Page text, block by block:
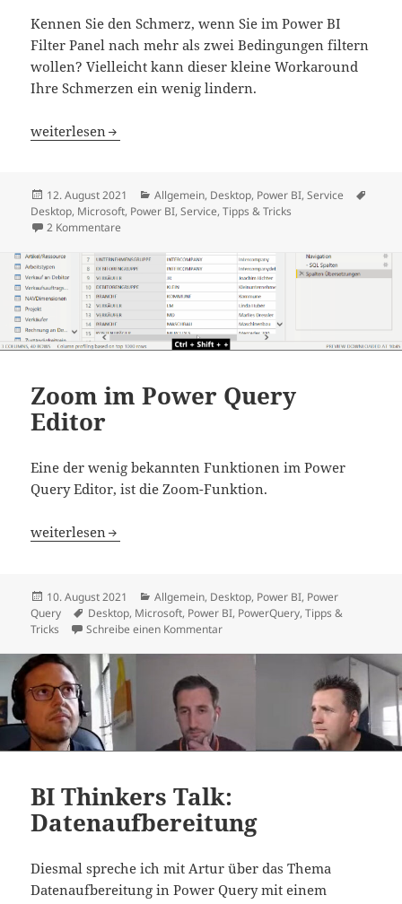
Kennen Sie den Schmerz, wenn Sie im Power BI
Filter Panel nach mehr als zwei Bedingungen filtern
wollen? Vielleicht kann dieser kleine Workaround
Ihre Schmerzen ein wenig lindern.
Power BI Filter Panel mit mehr als zwei Bedingungen
weiterlesen
Veröffentlicht
am
12. August 2021 Kategorien
Allgemein, Desktop, Power BI,Service
Desktop, Microsoft, Power BI,Service,Tipps & Tricks
2 Kommentare
Zoom im Power Query
Editor
Eine der wenig bekannten Funktionen im Power
Query Editor, ist die Zoom-Funktion.
Zoom im Power Query Editor
weiterlesen
Veröffentlicht
am
10. August 2021 Kategorien
Allgemein, Desktop, Power BI, Power
Query
Schlagwörter
Desktop, Microsoft, Power BI, PowerQuery,Tipps &
Tricks
Schreibe einen Kommentarzu Zoom im Power Query Editor
BI Thinkers Talk:
Datenaufbereitung
Diesmal spreche ich mit Artur über das Thema
Datenaufbereitung in Power Query mit einem